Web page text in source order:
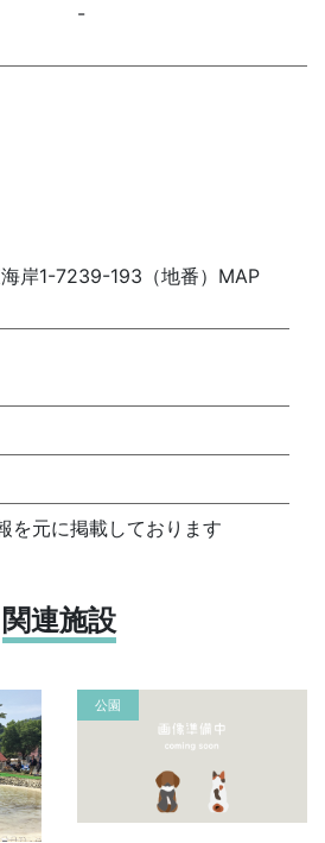
-
岸1-7239-193（地番）MAP
を元に掲載しております
関連施設
公園